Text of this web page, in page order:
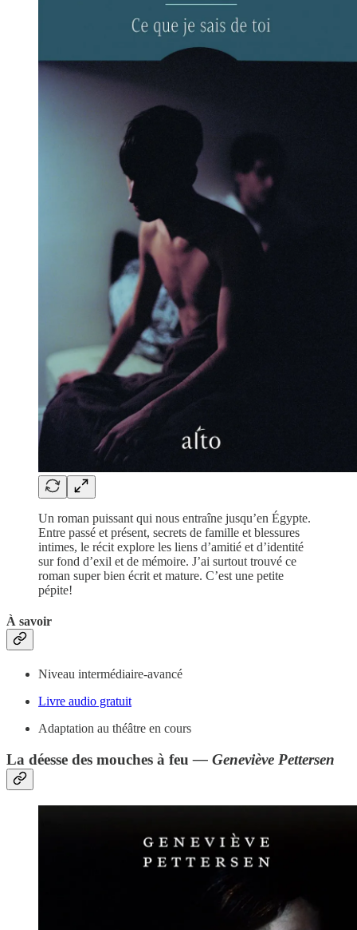
Un roman puissant qui nous entraîne jusqu’en Égypte.
Entre passé et présent, secrets de famille et blessures
intimes, le récit explore les liens d’amitié et d’identité
sur fond d’exil et de mémoire. J’ai surtout trouvé ce
roman super bien écrit et mature. C’est une petite
pépite!
À savoir
Niveau intermédiaire-avancé
Livre audio gratuit
Adaptation au théâtre en cours
La déesse des mouches à feu— Geneviève Pettersen